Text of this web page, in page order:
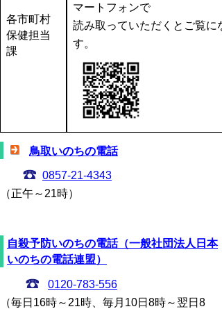
各市町村
保健担当
課
マートフォンで
読み取っていただくとご覧に
す。
鳥取いのちの電話
0857-21-4343
（正午～21時）
自殺予防いのちの電話（一般社団法人日本
いのちの電話連盟）
0120-783-556
（毎日16時～21時、毎月10日8時～翌日8